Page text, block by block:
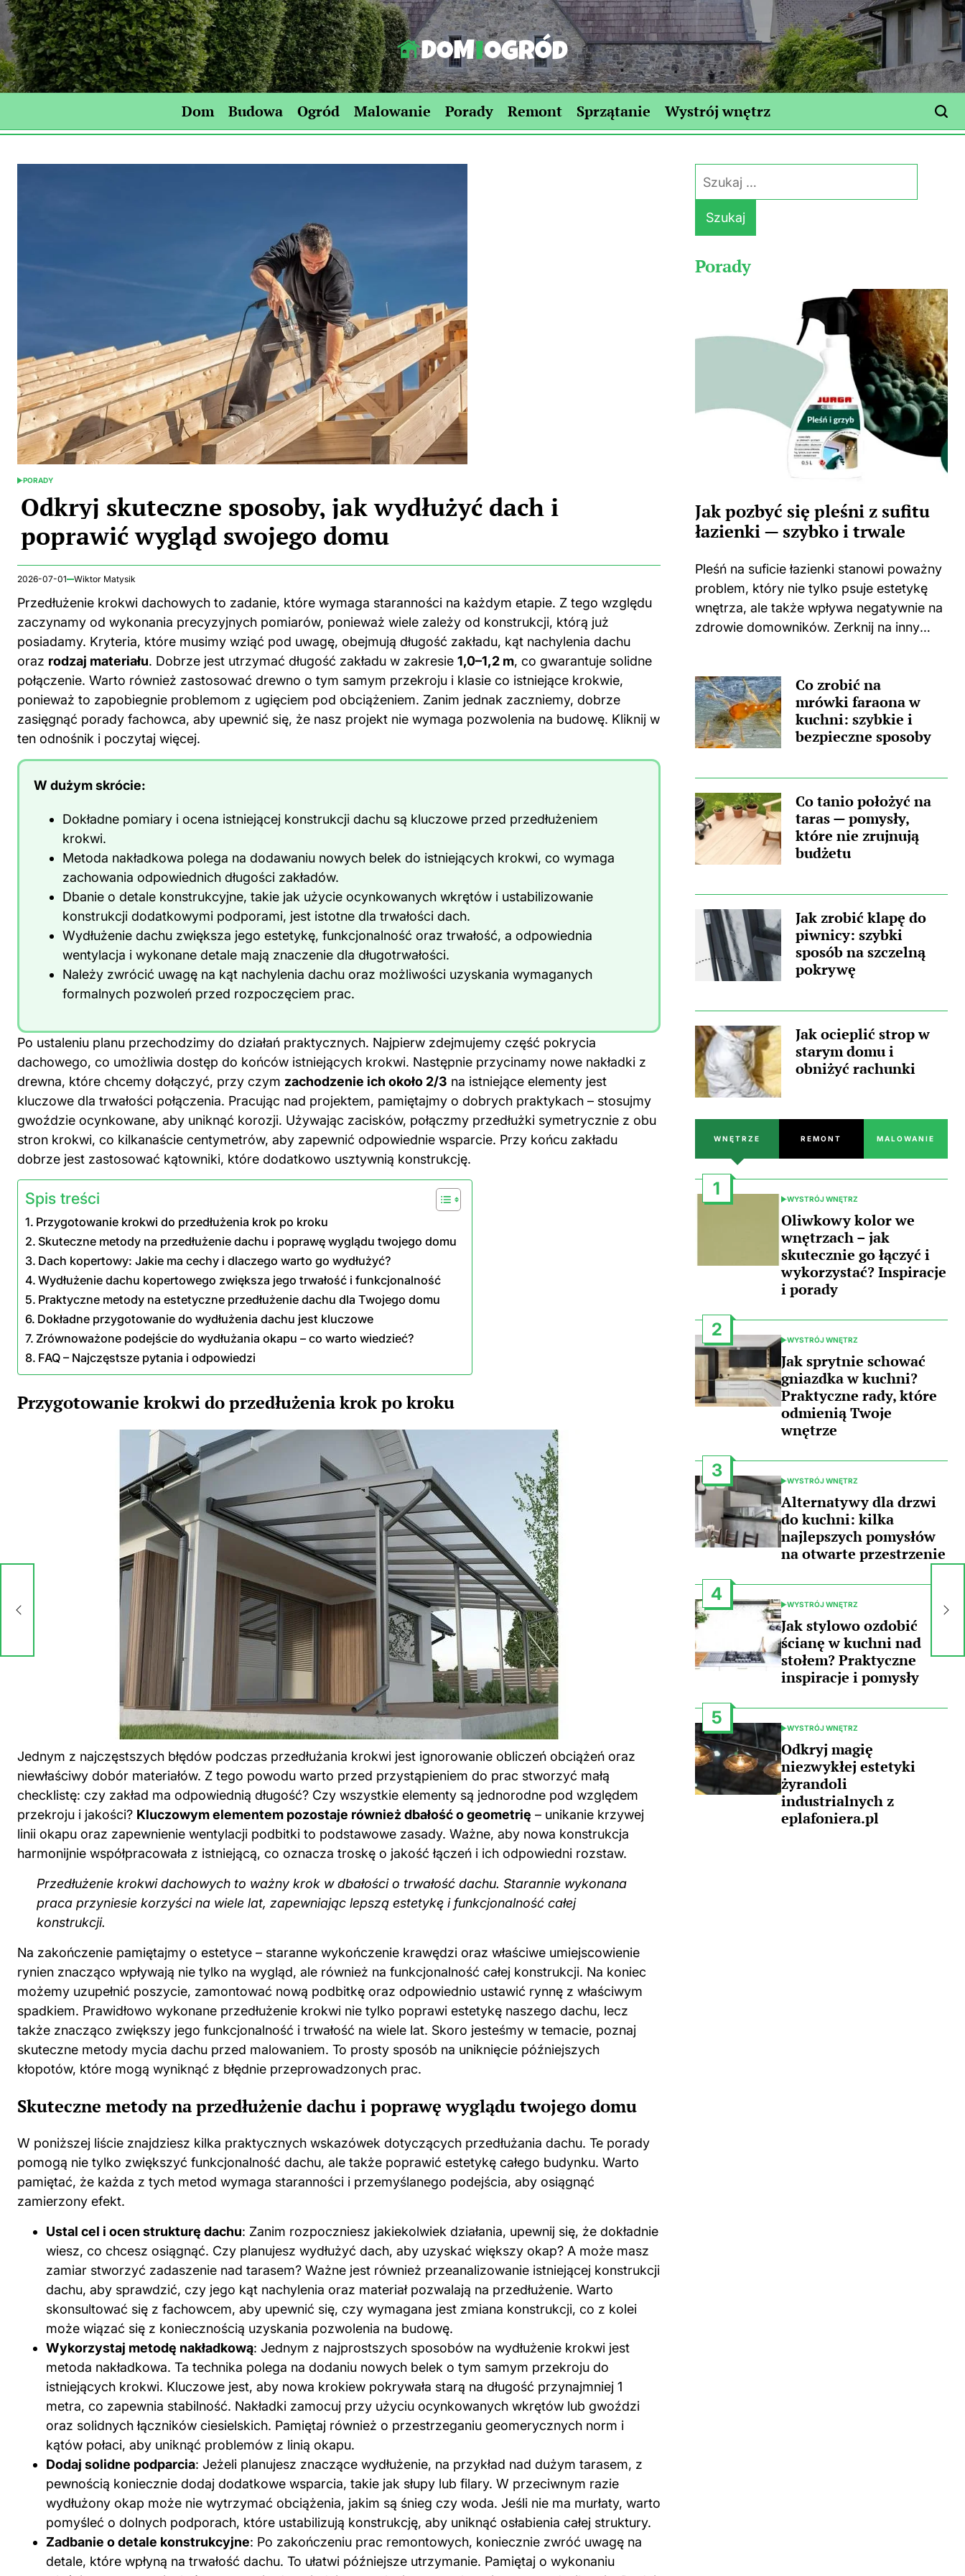
Skip
to
content
Dom-
Ogród.edu.pl
Dom Budowa Ogród Malowanie Porady Remont Sprzątanie Wystrój wnętrz
POSTED
PORADY
Odkryj skuteczne sposoby, jak wydłużyć dach i
poprawić wygląd swojego domu
2026-07-01 Wiktor Matysik
Przedłużenie krokwi dachowych to zadanie, które wymaga staranności na każdym etapie. Z tego względu
zaczynamy od wykonania precyzyjnych pomiarów, ponieważ wiele zależy od konstrukcji, którą już
posiadamy. Kryteria, które musimy wziąć pod uwagę, obejmują długość zakładu, kąt nachylenia dachu
oraz rodzaj materiału. Dobrze jest utrzymać długość zakładu w zakresie 1,0–1,2 m, co gwarantuje solidne
połączenie. Warto również zastosować drewno o tym samym przekroju i klasie co istniejące krokwie,
ponieważ to zapobiegnie problemom z ugięciem pod obciążeniem. Zanim jednak zaczniemy, dobrze
zasięgnąć porady fachowca, aby upewnić się, że nasz projekt nie wymaga pozwolenia na budowę. Kliknij w
ten odnośnik i poczytaj więcej.
W dużym skrócie:
Dokładne pomiary i ocena istniejącej konstrukcji dachu są kluczowe przed przedłużeniem
krokwi.
Metoda nakładkowa polega na dodawaniu nowych belek do istniejących krokwi, co wymaga
zachowania odpowiednich długości zakładów.
Dbanie o detale konstrukcyjne, takie jak użycie ocynkowanych wkrętów i ustabilizowanie
konstrukcji dodatkowymi podporami, jest istotne dla trwałości dach.
Wydłużenie dachu zwiększa jego estetykę, funkcjonalność oraz trwałość, a odpowiednia
wentylacja i wykonane detale mają znaczenie dla długotrwałości.
Należy zwrócić uwagę na kąt nachylenia dachu oraz możliwości uzyskania wymaganych
formalnych pozwoleń przed rozpoczęciem prac.
Po ustaleniu planu przechodzimy do działań praktycznych. Najpierw zdejmujemy część pokrycia
dachowego, co umożliwia dostęp do końców istniejących krokwi. Następnie przycinamy nowe nakładki z
drewna, które chcemy dołączyć, przy czym zachodzenie ich około 2/3 na istniejące elementy jest
kluczowe dla trwałości połączenia. Pracując nad projektem, pamiętajmy o dobrych praktykach – stosujmy
gwoździe ocynkowane, aby uniknąć korozji. Używając zacisków, połączmy przedłużki symetrycznie z obu
stron krokwi, co kilkanaście centymetrów, aby zapewnić odpowiednie wsparcie. Przy końcu zakładu
dobrze jest zastosować kątowniki, które dodatkowo usztywnią konstrukcję.
Spis treści
Przygotowanie krokwi do przedłużenia krok po kroku
Skuteczne metody na przedłużenie dachu i poprawę wyglądu twojego domu
Dach kopertowy: Jakie ma cechy i dlaczego warto go wydłużyć?
Wydłużenie dachu kopertowego zwiększa jego trwałość i funkcjonalność
Praktyczne metody na estetyczne przedłużenie dachu dla Twojego domu
Dokładne przygotowanie do wydłużenia dachu jest kluczowe
Zrównoważone podejście do wydłużania okapu – co warto wiedzieć?
FAQ – Najczęstsze pytania i odpowiedzi
Przygotowanie krokwi do przedłużenia krok po kroku
Jednym z najczęstszych błędów podczas przedłużania krokwi jest ignorowanie obliczeń obciążeń oraz
niewłaściwy dobór materiałów. Z tego powodu warto przed przystąpieniem do prac stworzyć małą
checklistę: czy zakład ma odpowiednią długość? Czy wszystkie elementy są jednorodne pod względem
przekroju i jakości? Kluczowym elementem pozostaje również dbałość o geometrię – unikanie krzywej
linii okapu oraz zapewnienie wentylacji podbitki to podstawowe zasady. Ważne, aby nowa konstrukcja
harmonijnie współpracowała z istniejącą, co oznacza troskę o jakość łączeń i ich odpowiedni rozstaw.
Przedłużenie krokwi dachowych to ważny krok w dbałości o trwałość dachu. Starannie wykonana
praca przyniesie korzyści na wiele lat, zapewniając lepszą estetykę i funkcjonalność całej
konstrukcji.
Na zakończenie pamiętajmy o estetyce – staranne wykończenie krawędzi oraz właściwe umiejscowienie
rynien znacząco wpływają nie tylko na wygląd, ale również na funkcjonalność całej konstrukcji. Na koniec
możemy uzupełnić poszycie, zamontować nową podbitkę oraz odpowiednio ustawić rynnę z właściwym
spadkiem. Prawidłowo wykonane przedłużenie krokwi nie tylko poprawi estetykę naszego dachu, lecz
także znacząco zwiększy jego funkcjonalność i trwałość na wiele lat. Skoro jesteśmy w temacie, poznaj
skuteczne metody mycia dachu przed malowaniem. To prosty sposób na uniknięcie późniejszych
kłopotów, które mogą wyniknąć z błędnie przeprowadzonych prac.
Skuteczne metody na przedłużenie dachu i poprawę wyglądu twojego domu
W poniższej liście znajdziesz kilka praktycznych wskazówek dotyczących przedłużania dachu. Te porady
pomogą nie tylko zwiększyć funkcjonalność dachu, ale także poprawić estetykę całego budynku. Warto
pamiętać, że każda z tych metod wymaga staranności i przemyślanego podejścia, aby osiągnąć
zamierzony efekt.
Ustal cel i ocen strukturę dachu: Zanim rozpoczniesz jakiekolwiek działania, upewnij się, że dokładnie
wiesz, co chcesz osiągnąć. Czy planujesz wydłużyć dach, aby uzyskać większy okap? A może masz
zamiar stworzyć zadaszenie nad tarasem? Ważne jest również przeanalizowanie istniejącej konstrukcji
dachu, aby sprawdzić, czy jego kąt nachylenia oraz materiał pozwalają na przedłużenie. Warto
skonsultować się z fachowcem, aby upewnić się, czy wymagana jest zmiana konstrukcji, co z kolei
może wiązać się z koniecznością uzyskania pozwolenia na budowę.
Wykorzystaj metodę nakładkową: Jednym z najprostszych sposobów na wydłużenie krokwi jest
metoda nakładkowa. Ta technika polega na dodaniu nowych belek o tym samym przekroju do
istniejących krokwi. Kluczowe jest, aby nowa krokiew pokrywała starą na długość przynajmniej 1
metra, co zapewnia stabilność. Nakładki zamocuj przy użyciu ocynkowanych wkrętów lub gwoździ
oraz solidnych łączników ciesielskich. Pamiętaj również o przestrzeganiu geomerycznych norm i
kątów połaci, aby uniknąć problemów z linią okapu.
Dodaj solidne podparcia: Jeżeli planujesz znaczące wydłużenie, na przykład nad dużym tarasem, z
pewnością koniecznie dodaj dodatkowe wsparcia, takie jak słupy lub filary. W przeciwnym razie
wydłużony okap może nie wytrzymać obciążenia, jakim są śnieg czy woda. Jeśli nie ma murłaty, warto
pomyśleć o dolnych podporach, które ustabilizują konstrukcję, aby uniknąć osłabienia całej struktury.
Zadbanie o detale konstrukcyjne: Po zakończeniu prac remontowych, koniecznie zwróć uwagę na
detale, które wpłyną na trwałość dachu. To ułatwi późniejsze utrzymanie. Pamiętaj o wykonaniu
Porady
Jak pozbyć się pleśni z sufitu
łazienki — szybko i trwale
Pleśń na suficie łazienki stanowi poważny
problem, który nie tylko psuje estetykę
wnętrza, ale także wpływa negatywnie na
zdrowie domowników. Zerknij na inny
ta nieprzyjemna towarzyszka? Główną
przyczyną...
Co zrobić na
mrówki faraona w
kuchni: szybkie i
bezpieczne sposoby
Co tanio położyć na
taras — pomysły,
które nie zrujnują
budżetu
Jak zrobić klapę do
piwnicy: szybki
sposób na szczelną
pokrywę
Jak ocieplić strop w
starym domu i
obniżyć rachunki
WNĘTRZE REMONT MALOWANIE
1
POSTED
IN
WYSTRÓJ WNĘTRZ
Oliwkowy kolor we
wnętrzach – jak
skutecznie go łączyć i
wykorzystać? Inspiracje
i porady
2
POSTED
IN
WYSTRÓJ WNĘTRZ
Jak sprytnie schować
gniazdka w kuchni?
Praktyczne rady, które
odmienią Twoje
wnętrze
3
POSTED
IN
WYSTRÓJ WNĘTRZ
Alternatywy dla drzwi
do kuchni: kilka
najlepszych pomysłów
na otwarte przestrzenie
4
POSTED
IN
WYSTRÓJ WNĘTRZ
Jak stylowo ozdobić
ścianę w kuchni nad
stołem? Praktyczne
inspiracje i pomysły
5
POSTED
IN
WYSTRÓJ WNĘTRZ
Odkryj magię
niezwykłej estetyki
żyrandoli
industrialnych z
eplafoniera.pl